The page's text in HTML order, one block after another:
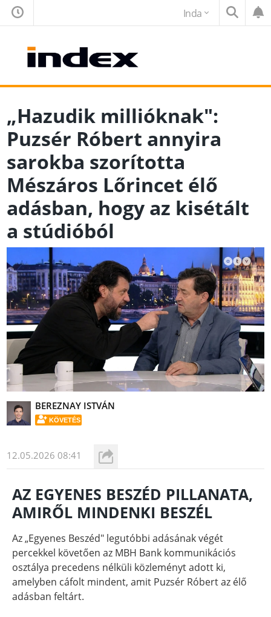
Inda
„Hazudik millióknak":
Puzsér Róbert annyira
sarokba szorította
Mészáros Lőrincet élő
adásban, hogy az kisétált
a stúdióból
BEREZNAY ISTVÁN
KÖVETÉS
12.05.2026 08:41
AZ EGYENES BESZÉD PILLANATA,
AMIRŐL MINDENKI BESZÉL
Az „Egyenes Beszéd" legutóbbi adásának végét
percekkel követően az MBH Bank kommunikációs
osztálya precedens nélküli közleményt adott ki,
amelyben cáfolt mindent, amit Puzsér Róbert az élő
adásban feltárt.